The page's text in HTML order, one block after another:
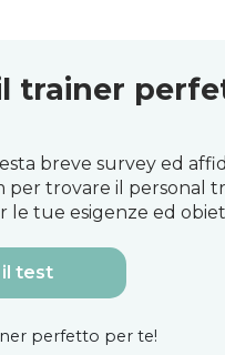
trainer
breve survey ed
per trovare il personal
le tue esigenze ed
il test